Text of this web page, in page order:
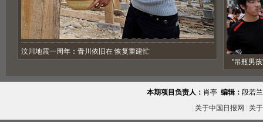
汶川地震一周年：青川依旧在 恢复重建忙
"吊瓶男
本期项目负责人： 肖亭编辑：段若
关于中国日报网 关